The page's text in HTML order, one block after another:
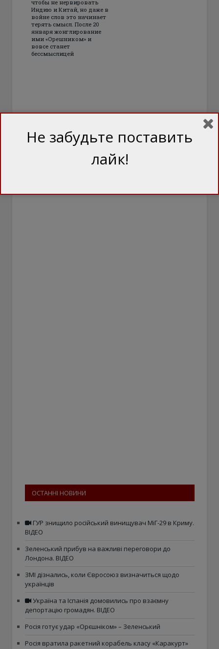
чтобы не нервировать
Индию и Китай, но даже в
войне слов это начинает
терять смысл. После 20
января жонглирование
ими «Орешником» и
вовсе станет
бессмыслицей
ОСТАННІ НОВИНИ
ГУР знищило російський винищувач МіГ-29 в Криму.
ВІДЕО
Зеленський прибув на важливі переговори до
Лондона. ВІДЕО
ЗМІ дізнались, коли Євросоюз визначиться щодо
українців
Україна та Іспанія домовились про взаємну
депортацію громадян. ВІДЕО
Росія готує удар «Орєшніком» – Зеленський
Росія вратила ракетний корабель класу «Каракурт»
Не забудьте поставить
лайк!